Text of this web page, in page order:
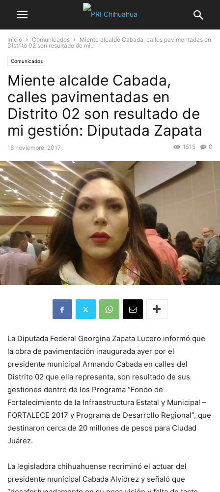
Inicio Comunicados
Miente alcalde Cabada, calles pavimentadas en
Distrito 02 son resultado de mi...
Comunicados
Miente alcalde Cabada,
calles pavimentadas en
Distrito 02 son resultado de
mi gestión: Diputada Zapata
18 noviembre, 2017 0
1515
La Diputada Federal Georgina Zapata Lucero informó que
la obra de pavimentación inaugurada ayer por el
presidente municipal Armando Cabada en calles del
Distrito 02 que ella representa, son resultado de sus
gestiones dentro de los Programa “Fondo de
Fortalecimiento de la Infraestructura Estatal y Municipal –
FORTALECE 2017 y Programa de Desarrollo Regional”, que
destinaron cerca de 20 millones de pesos para Ciudad
Juárez.
La legisladora chihuahuense recriminó el actuar del
presidente municipal Cabada Alvídrez y señaló que